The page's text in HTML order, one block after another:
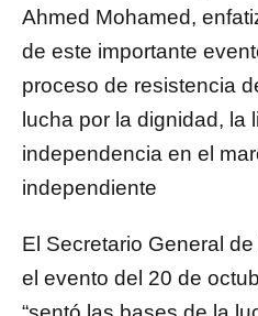
Ahmed Mohamed,
de este importante
proceso de resistencia
lucha por la dignidad, la
independencia en el
independiente
El Secretario General
el evento del 20 de